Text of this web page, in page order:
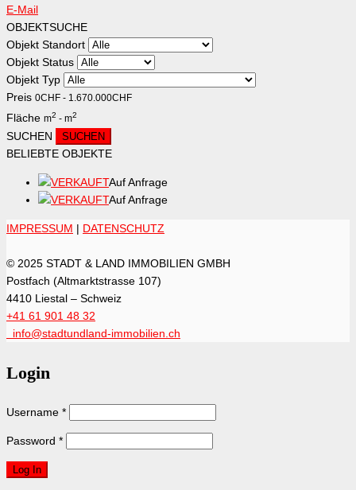
E-Mail
OBJEKTSUCHE
Objekt Standort
Objekt Status
Objekt Typ
Preis 0CHF - 1.670.000CHF
Fläche m2 - m2
SUCHEN
BELIEBTE OBJEKTE
VERKAUFTAuf Anfrage
VERKAUFTAuf Anfrage
IMPRESSUM | DATENSCHUTZ
© 2025 STADT & LAND IMMOBILIEN GMBH
Postfach (Altmarktstrasse 107)
4410 Liestal – Schweiz
+41 61 901 48 32
info@stadtundland-immobilien.ch
Login
Username *
Password *